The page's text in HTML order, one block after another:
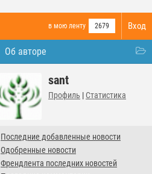
Вход
в мою ленту 2679
Об авторе
sant
Профиль | Статистика
Последние добавленные новости
Одобренные новости
Френдлента последних новостей